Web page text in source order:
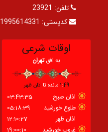
تلفن: 23921
کدپستی: 1995614331